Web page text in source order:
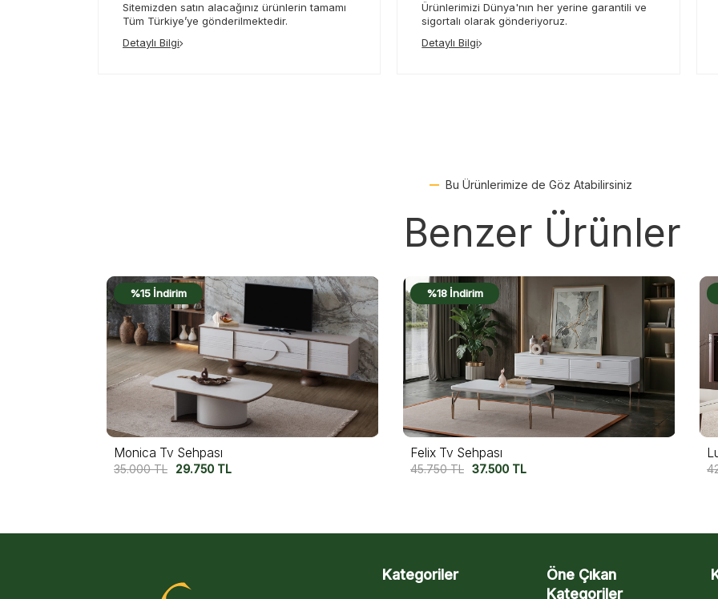
Sitemizden satın alacağınız ürünlerin tamamı
Tüm Türkiye’ye gönderilmektedir.
Detaylı Bilgi
Ürünlerimizi Dünya'nın her yerine garantili ve
sigortalı olarak gönderiyoruz.
Detaylı Bilgi
Bu Ürünlerimize de Göz Atabilirsiniz
Benzer Ürünler
%18 İndirim
Felix Tv Sehpası
45.750TL 37.500TL
%18 İndirim
Luma Tv Sehpası
42.500TL 35.000 TL
Kategoriler
Öne Çıkan
Kategoriler